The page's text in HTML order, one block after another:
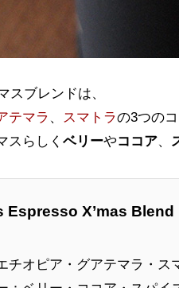
スブレンドは、
テマラ 、 スマトラの3つの
スらしく ベリーやココア、
Espresso X’mas Blend
チオピア・グアテマラ・ス